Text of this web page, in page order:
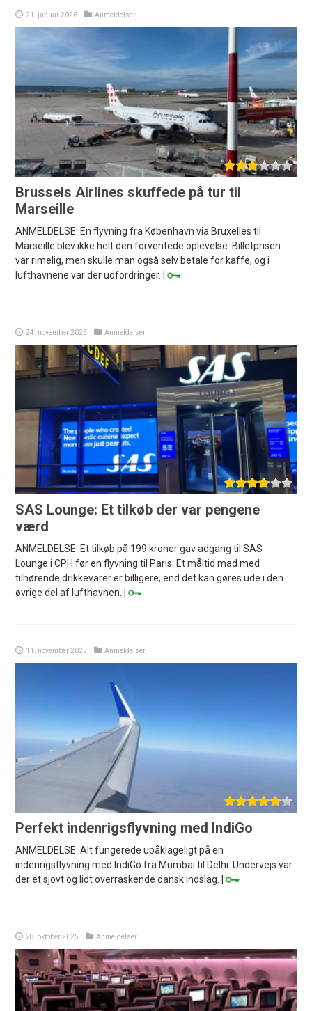
21. januar 2026 Anmeldelser
Brussels Airlines skuffede på tur til
Marseille
ANMELDELSE: En flyvning fra København via Bruxelles til
Marseille blev ikke helt den forventede oplevelse. Billetprisen
var rimelig, men skulle man også selv betale for kaffe, og i
lufthavnene var der udfordringer. |
24. november 2025 Anmeldelser
SAS Lounge: Et tilkøb der var pengene
værd
ANMELDELSE: Et tilkøb på 199 kroner gav adgang til SAS
Lounge i CPH før en flyvning til Paris. Et måltid mad med
tilhørende drikkevarer er billigere, end det kan gøres ude i den
øvrige del af lufthavnen. |
11. november 2025 Anmeldelser
Perfekt indenrigsflyvning med IndiGo
ANMELDELSE: Alt fungerede upåklageligt på en
indenrigsflyvning med IndiGo fra Mumbai til Delhi. Undervejs var
der et sjovt og lidt overraskende dansk indslag. |
28. oktober 2025 Anmeldelser